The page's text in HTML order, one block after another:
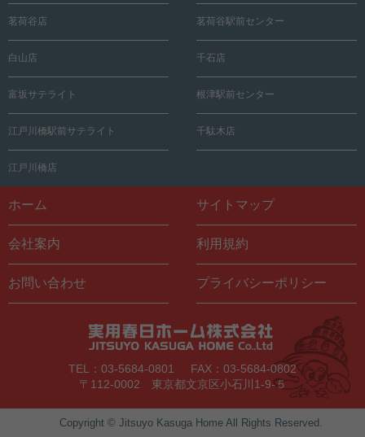
茗荷谷店 茗荷谷駅前センター
白山店 千石店
富坂サテライト 根津駅前センター
江戸川橋駅前サテライト 千駄木店
江戸川橋店
ホーム サイトマップ
会社案内 利用規約
お問い合わせ プライバシーポリシー
TEL：03-5684-0801
FAX：03-5684-0802
〒112-0002 東京都文京区小石川1-9-５
Copyright © Jitsuyo Kasuga Home All Rights Reserved.